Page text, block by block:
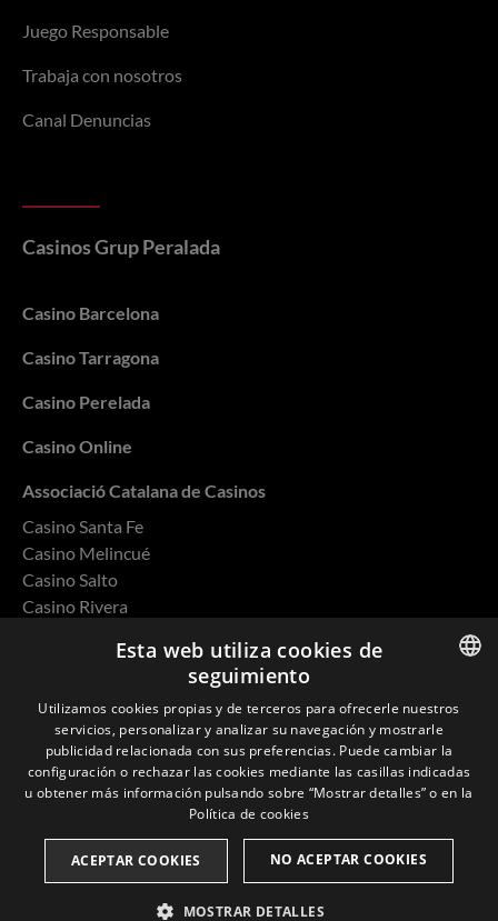
Juego Responsable
Trabaja con nosotros
Canal Denuncias
Casinos Grup Peralada
Casino Barcelona
Casino Tarragona
Casino Perelada
Casino Online
Associació Catalana de Casinos
Casino Santa Fe
Casino Melincué
Casino Salto
Casino Rivera
Política de privacidad
Cookies
Política de Calidad y Medio Ambiente
© 2026 Casino Barcelona
ENGLISH
CATALAN
Esta web utiliza cookies de
seguimiento
Utilizamos cookies propias y de terceros para ofrecerle nuestros
servicios, personalizar y analizar su navegación y mostrarle
publicidad relacionada con sus preferencias. Puede cambiar la
configuración o rechazar las cookies mediante las casillas indicadas
u obtener más información pulsando sobre “Mostrar detalles” o en la
Política de cookies
ACEPTAR COOKIES NO ACEPTAR COOKIES
MOSTRAR DETALLES